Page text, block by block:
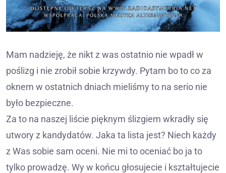
Mam nadzieję, że nikt z was ostatnio nie wpadł w
poślizg i nie zrobił sobie krzywdy. Pytam bo to co za
oknem w ostatnich dniach mieliśmy to na serio nie
było bezpieczne.
Za to na naszej liście pięknym ślizgiem wkradły się
utwory z kandydatów. Jaka ta lista jest? Niech każdy
z Was sobie sam oceni. Nie mi to oceniać bo ja to
tylko prowadzę. Wy w końcu głosujecie i kształtujecie